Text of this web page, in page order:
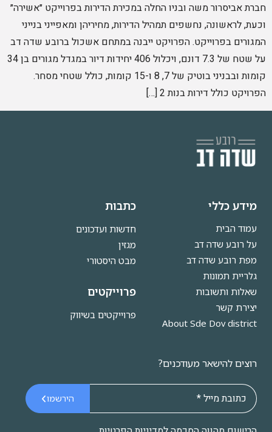
חברת אביסרור משה ובניו החלה במכירת הדירות בפרוייקט ״אשירה״
וכעת, לראשונה, נחשפים תמהיל הדירות, מחיריהן ומאפייני בנייני
המגורים בפרוייקט. הפרויקט ייבנה במתחם אשכול ברובע שדה דב
על שטח של 7.3 דונם, ויכלול 406 יחידות דיור במגדל מגורים בן 34
קומות ובבניני בוטיק של 7, 8 ו-15 קומות, כולל שטחי מסחר.
הפרויקט כולל דירות בנות 2 […]
מידע כללי
עמוד הבית
על רובע שדה דב
מפת רובע שדה דב
גלריית תמונות
שאלות ותשובות
יצירת קשר
About Sde Dov district
כתבות
חדשות ועדכונים
מגזין
מבט היסטורי
פרוייקטים
פרוייקטים בשיווק
רוצים להישאר מעודכנים?
הירשמו